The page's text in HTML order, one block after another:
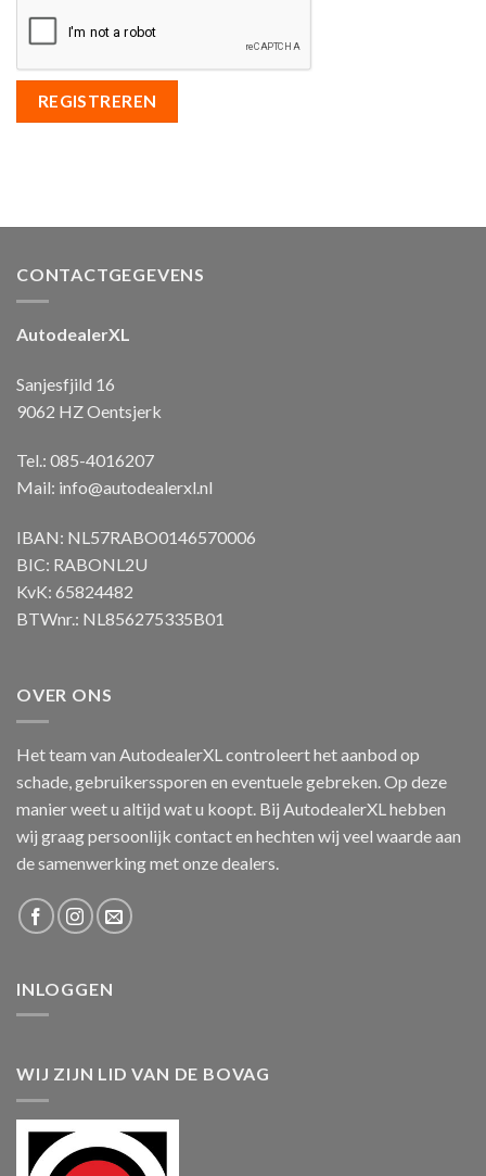
REGISTREREN
CONTACTGEGEVENS
AutodealerXL
Sanjesfjild 16
9062 HZ Oentsjerk
Tel.: 085-4016207
Mail: info@autodealerxl.nl
IBAN: NL57RABO0146570006
BIC: RABONL2U
KvK: 65824482
BTWnr.: NL856275335B01
OVER ONS
Het team van AutodealerXL controleert het aanbod op
schade, gebruikerssporen en eventuele gebreken. Op deze
manier weet u altijd wat u koopt. Bij AutodealerXL hebben
wij graag persoonlijk contact en hechten wij veel waarde aan
de samenwerking met onze dealers.
INLOGGEN
WIJ ZIJN LID VAN DE BOVAG